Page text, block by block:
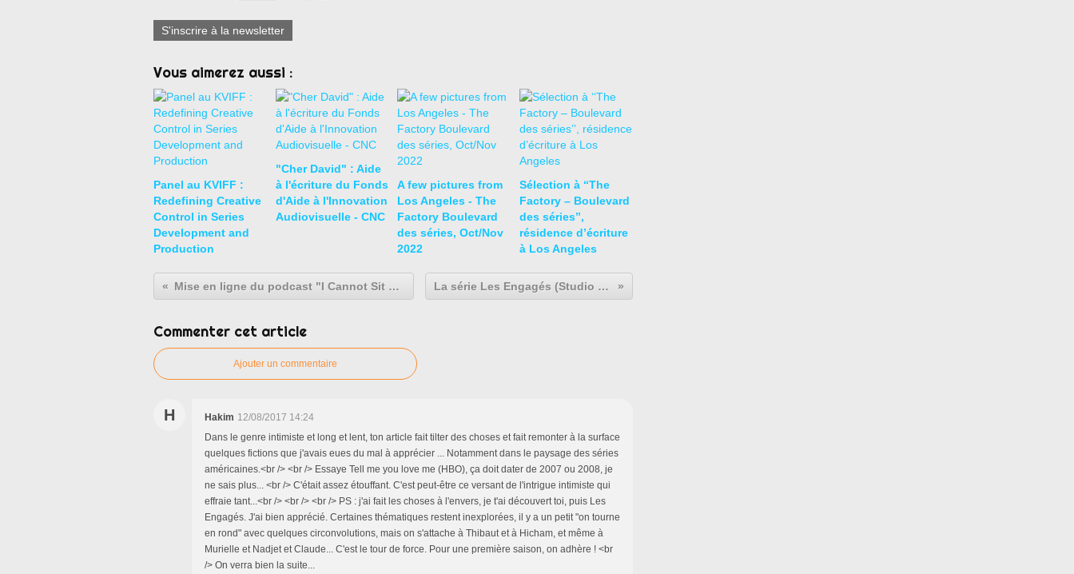
S'inscrire à la newsletter
Vous aimerez aussi :
Panel au KVIFF :
Redefining Creative
Control in Series
Development and
Production
"Cher David" : Aide
à l'écriture du Fonds
d'Aide à l'Innovation
Audiovisuelle - CNC
A few pictures from
Los Angeles - The
Factory Boulevard
des séries, Oct/Nov
2022
Sélection à ‘‘The
Factory – Boulevard
des séries’’,
résidence d’écriture
à Los Angeles
Mise en ligne du podcast "I Cannot Sit Still" sur Star Wars: The Force Awakens La série Les Engagés (Studio 4, 10x10') bientôt en tournage !
Commenter cet article
Ajouter un commentaire
H Hakim 12/08/2017 14:24
Dans le genre intimiste et long et lent, ton article fait tilter des choses et fait remonter à la surface
quelques fictions que j'avais eues du mal à apprécier ... Notamment dans le paysage des séries
américaines.<br /> <br /> Essaye Tell me you love me (HBO), ça doit dater de 2007 ou 2008, je
ne sais plus... <br /> C'était assez étouffant. C'est peut-être ce versant de l'intrigue intimiste qui
effraie tant...<br /> <br /> <br /> PS : j'ai fait les choses à l'envers, je t'ai découvert toi, puis Les
Engagés. J'ai bien apprécié. Certaines thématiques restent inexplorées, il y a un petit "on tourne
en rond" avec quelques circonvolutions, mais on s'attache à Thibaut et à Hicham, et même à
Murielle et Nadjet et Claude... C'est le tour de force. Pour une première saison, on adhère ! <br
/> On verra bien la suite...